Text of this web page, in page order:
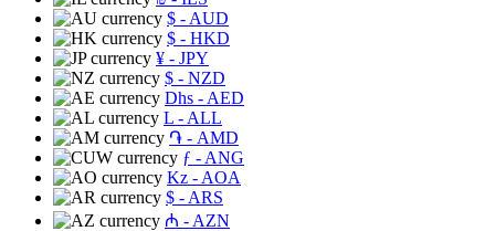
$ - AUD
$ - HKD
¥ - JPY
$ - NZD
Dhs - AED
L - ALL
֏ - AMD
ƒ - ANG
Kz - AOA
$ - ARS
₼ - AZN